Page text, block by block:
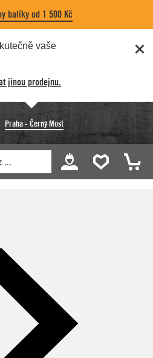
balíky od 1 500 Kč
vaše
jinou prodejnu.
Praha - Černý Most